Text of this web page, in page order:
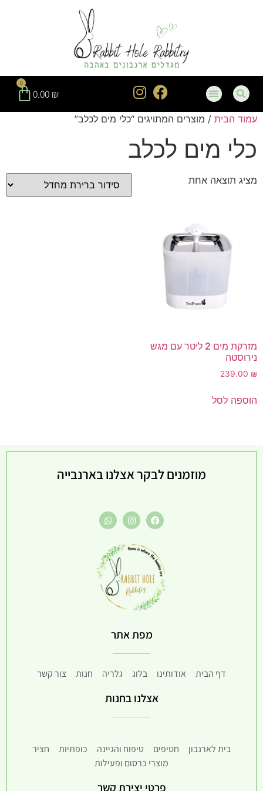
אנטר
לעבור
לאזור
מרכזי
0.00 ₪
0
עמוד הבית / מוצרים המתויגים “כלי מים לכלב”
כלי מים לכלב
מציג תוצאה אחת
מזרקת מים 2 ליטר עם מגש
נירוסטה
239.00 ₪
הוספה לסל
מוזמנים לבקר אצלנו בארנבייה
מפת אתר
דף הבית אודותינו בלוג גלריה חנות צור קשר
אצלנו בחנות
בית לארנבון חטיפים טיפוח והגיינה כופתיות
חציר
מוצרי כרסום ופעילות
פרטי יצירת קשר